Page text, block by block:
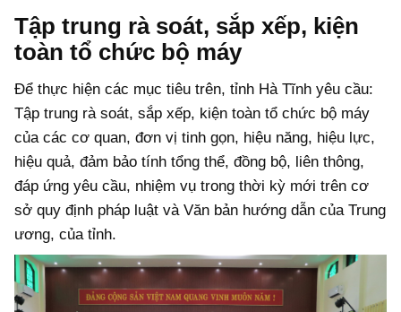
Tập trung rà soát, sắp xếp, kiện
toàn tổ chức bộ máy
Để thực hiện các mục tiêu trên, tỉnh Hà Tĩnh yêu cầu:
Tập trung rà soát, sắp xếp, kiện toàn tổ chức bộ máy
của các cơ quan, đơn vị tinh gọn, hiệu năng, hiệu lực,
hiệu quả, đảm bảo tính tổng thể, đồng bộ, liên thông,
đáp ứng yêu cầu, nhiệm vụ trong thời kỳ mới trên cơ
sở quy định pháp luật và Văn bản hướng dẫn của Trung
ương, của tỉnh.